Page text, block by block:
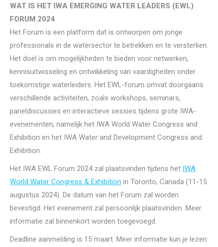
WAT IS HET IWA EMERGING WATER LEADERS (EWL)
FORUM 2024
Het Forum is een platform dat is ontworpen om jonge
professionals in de watersector te betrekken en te versterken.
Het doel is om mogelijkheden te bieden voor netwerken,
kennisuitwisseling en ontwikkeling van vaardigheden onder
toekomstige waterleiders. Het EWL-forum omvat doorgaans
verschillende activiteiten, zoals workshops, seminars,
paneldiscussies en interactieve sessies tijdens grote IWA-
evenementen, namelijk het IWA World Water Congress and
Exhibition en het IWA Water and Development Congress and
Exhibition.
Het IWA EWL Forum 2024 zal plaatsvinden tijdens het IWA
World Water Congress & Exhibition in Toronto, Canada (11-15
augustus 2024). De datum van het Forum zal worden
bevestigd. Het evenement zal persoonlijk plaatsvinden. Meer
informatie zal binnenkort worden toegevoegd.
Deadline aanmelding is 15 maart. Meer informatie kun je lezen